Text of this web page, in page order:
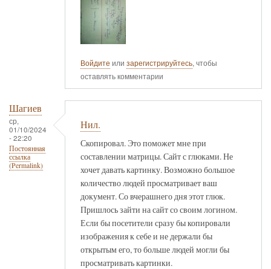
Войдите или зарегистрируйтесь, чтобы
оставлять комментарии
Шагиев
ср,
01/10/2024
- 22:20
Постоянная
ссылка
(Permalink)
Нил.
Скопировал. Это поможет мне при
составлении матрицы. Сайт с глюками. Не
хочет давать картинку. Возможно большое
количество людей просматривает ваш
документ. Со вчерашнего дня этот глюк.
Пришлось зайти на сайт со своим логином.
Если бы посетители сразу бы копировали
изображения к себе и не держали бы
открытым его, то больше людей могли бы
просматривать картинки.